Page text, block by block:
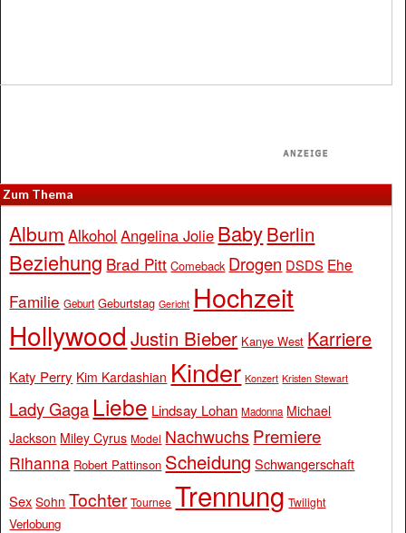
Zum Thema
Album Alkohol Angelina Jolie BabyBerlin
Beziehung Brad Pitt Comeback Drogen DSDS Ehe
Familie Geburt Geburtstag Gericht Hochzeit
Hollywood Justin Bieber Kanye West Karriere
Katy Perry Kim Kardashian Kinder Konzert Kristen Stewart
Lady Gaga Liebe Lindsay Lohan Madonna Michael
Jackson Miley Cyrus Model Nachwuchs Premiere
Rihanna Robert Pattinson Scheidung Schwangerschaft
Sex Sohn Tochter Tournee Trennung Twilight
Verlobung